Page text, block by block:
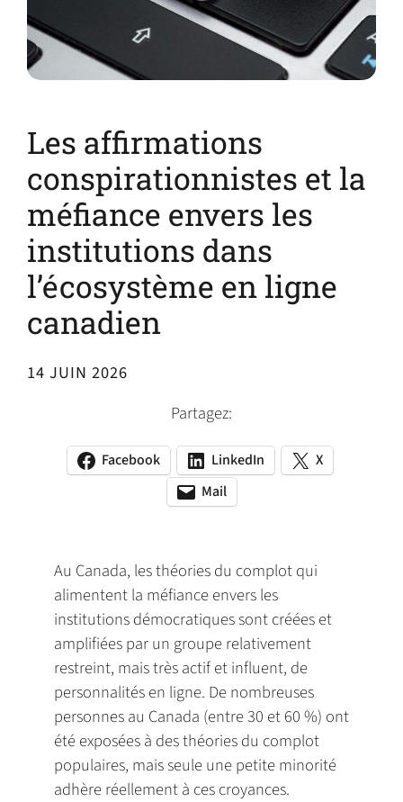
Les affirmations
conspirationnistes et la
méfiance envers les
institutions dans
l’écosystème en ligne
canadien
14 JUIN 2026
Partagez:
Facebook
(opens
LinkedIn
(opens
in
a
X
(opens
Mail
(opens
app)
(opens
new
tab)
Au Canada, les théories du complot qui
alimentent la méfiance envers les
institutions démocratiques sont créées et
amplifiées par un groupe relativement
restreint, mais très actif et influent, de
personnalités en ligne. De nombreuses
personnes au Canada (entre 30 et 60 %) ont
été exposées à des théories du complot
populaires, mais seule une petite minorité
adhère réellement à ces croyances.